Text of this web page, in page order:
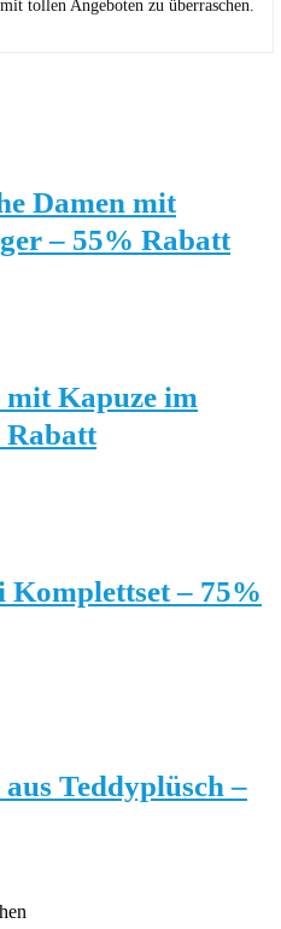
tollen Angeboten zu überraschen.
Damen mit
– 55% Rabatt
mit Kapuze im
Rabatt
– 75%
aus Teddyplüsch –